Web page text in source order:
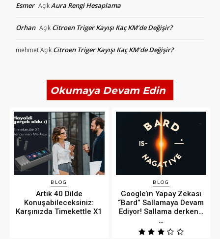
Esmer AçıkAura Rengi Hesaplama
Orhan Açık Citroen Triger Kayışı Kaç KM’de Değişir?
mehmetAçık Citroen Triger Kayışı Kaç KM’de Değişir?
Okumaya Devam Edin
BLOG
Artık 40 Dilde
Konuşabileceksiniz:
Karşınızda Timekettle X1
BLOG
Google’ın Yapay Zekası
“Bard” Sallamaya Devam
Ediyor! Sallama derken…
…